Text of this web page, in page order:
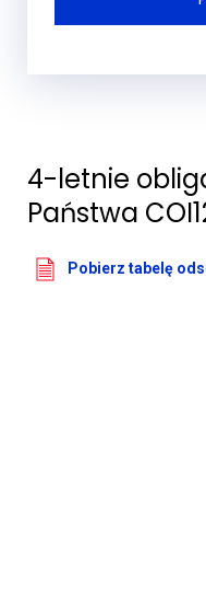
4-letnie
Państwa
Pobierz tabelę